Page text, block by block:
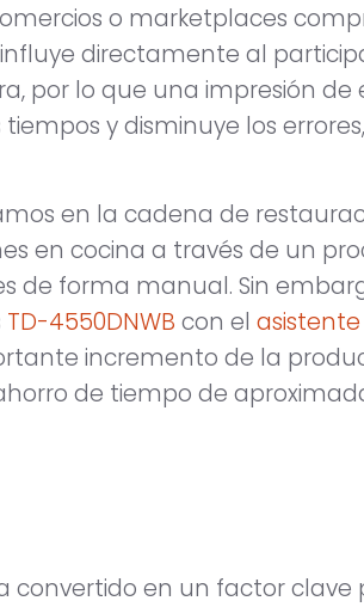
o marketplaces
directamente al
por lo que una impresión
y disminuye los
en la cadena de
en cocina a través de un
de forma manual. Sin
TD-4550DNWB con el
incremento de la
de tiempo de
convertido en un factor